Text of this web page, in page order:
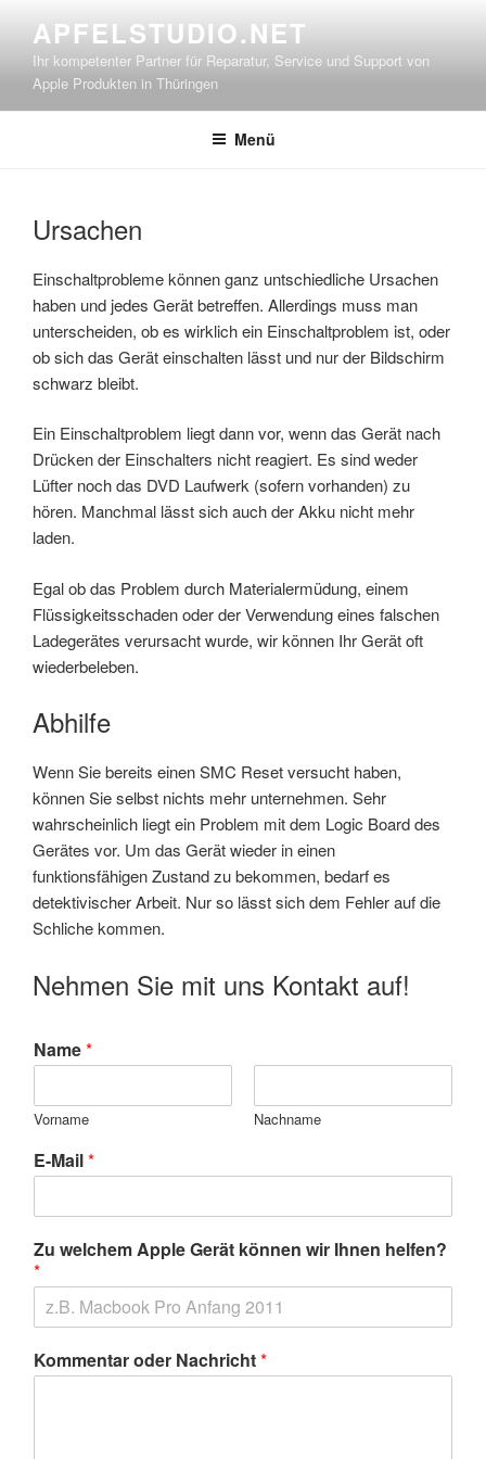
Inhalt
springen
APFELSTUDIO.NET
Ihr kompetenter Partner für Reparatur, Service und Support von
Apple Produkten in Thüringen
Menü
Ursachen
Einschaltprobleme können ganz untschiedliche Ursachen
haben und jedes Gerät betreffen. Allerdings muss man
unterscheiden, ob es wirklich ein Einschaltproblem ist, oder
ob sich das Gerät einschalten lässt und nur der Bildschirm
schwarz bleibt.
Ein Einschaltproblem liegt dann vor, wenn das Gerät nach
Drücken der Einschalters nicht reagiert. Es sind weder
Lüfter noch das DVD Laufwerk (sofern vorhanden) zu
hören. Manchmal lässt sich auch der Akku nicht mehr
laden.
Egal ob das Problem durch Materialermüdung, einem
Flüssigkeitsschaden oder der Verwendung eines falschen
Ladegerätes verursacht wurde, wir können Ihr Gerät oft
wiederbeleben.
Abhilfe
Wenn Sie bereits einen SMC Reset versucht haben,
können Sie selbst nichts mehr unternehmen. Sehr
wahrscheinlich liegt ein Problem mit dem Logic Board des
Gerätes vor. Um das Gerät wieder in einen
funktionsfähigen Zustand zu bekommen, bedarf es
detektivischer Arbeit. Nur so lässt sich dem Fehler auf die
Schliche kommen.
Nehmen Sie mit uns Kontakt auf!
Name*
Vorname Nachname
E-Mail*
Zu welchem Apple Gerät können wir Ihnen helfen?
*
Kommentar oder Nachricht*